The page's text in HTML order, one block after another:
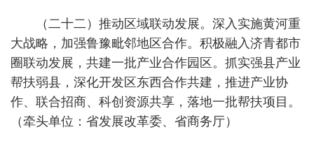
（二十二）推动区域联动发展。深入实施黄河重
大战略，加强鲁豫毗邻地区合作。积极融入济青都市
圈联动发展，共建一批产业合作园区。抓实强县产业
帮扶弱县，深化开发区东西合作共建，推进产业协
作、联合招商、科创资源共享，落地一批帮扶项目。
（牵头单位：省发展改革委、省商务厅）